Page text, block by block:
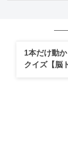
1本だけ動
クイズ【脳